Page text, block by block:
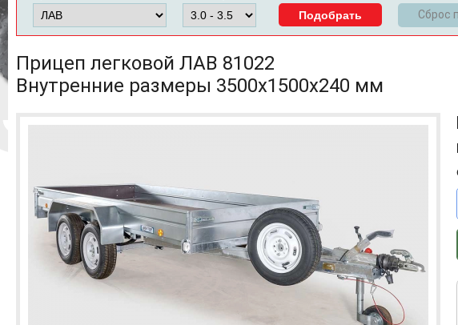
Сброс
Прицеп легковой ЛАВ 81022
Внутренние размеры 3500x1500x240 мм